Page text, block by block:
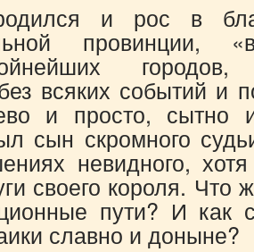
и рос в
всяких событий и
и просто, сытно и
сын скромного
невидного,
своего короля. Что
пути? И как
славно и до­ныне?